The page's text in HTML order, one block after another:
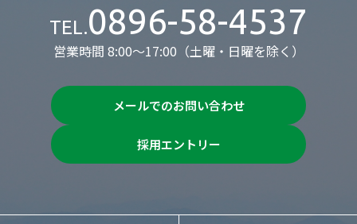
TEL.0896-58-4537
営業時間 8:00～17:00（土曜・日曜を除く）
メールでのお問い合わせ
採用エントリー